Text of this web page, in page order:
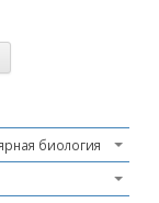
биология